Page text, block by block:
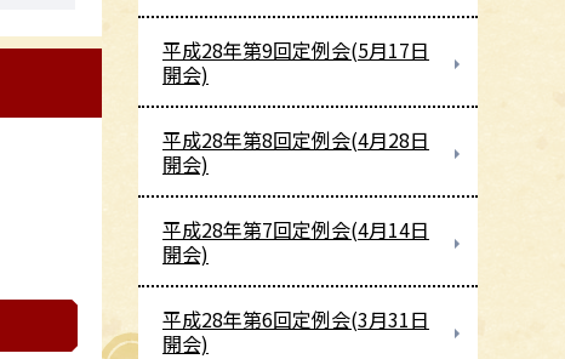
平成28年第9回定例会(5月17日
開会)
平成28年第8回定例会(4月28日
開会)
平成28年第7回定例会(4月14日
開会)
平成28年第6回定例会(3月31日
開会)